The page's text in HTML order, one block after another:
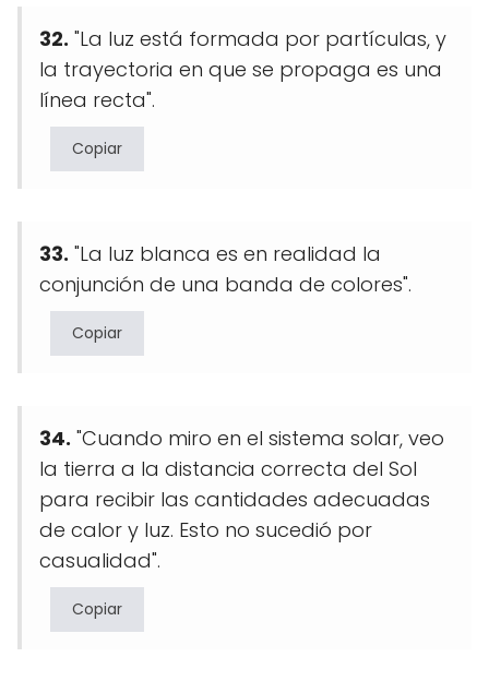
32. "La luz está formada por partículas, y
la trayectoria en que se propaga es una
línea recta".
Copiar
33. "La luz blanca es en realidad la
conjunción de una banda de colores".
Copiar
34. "Cuando miro en el sistema solar, veo
la tierra a la distancia correcta del Sol
para recibir las cantidades adecuadas
de calor y luz. Esto no sucedió por
casualidad".
Copiar